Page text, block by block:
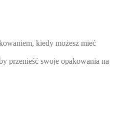
kiedy możesz mieć
przenieść swoje opakowania na